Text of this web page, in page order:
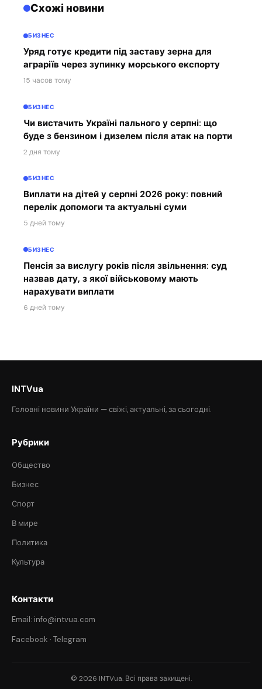
Схожі новини
БИЗНЕС
Уряд готує кредити під заставу зерна для
аграріїв через зупинку морського експорту
15 часов тому
БИЗНЕС
Чи вистачить Україні пального у серпні: що
буде з бензином і дизелем після атак на порти
2 дня тому
БИЗНЕС
Виплати на дітей у серпні 2026 року: повний
перелік допомоги та актуальні суми
5 дней тому
БИЗНЕС
Пенсія за вислугу років після звільнення: суд
назвав дату, з якої військовому мають
нарахувати виплати
6 дней тому
INTVua
Головні новини України — свіжі, актуальні, за сьогодні.
Рубрики
Общество
Бизнес
Спорт
В мире
Политика
Культура
Контакти
Email: info@intvua.com
Facebook · Telegram
© 2026 INTVua. Всі права захищені.